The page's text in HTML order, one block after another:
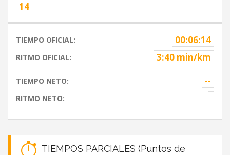
14
TIEMPO OFICIAL: 00:06:14
RITMO OFICIAL: 3:40 min/km
TIEMPO NETO: --
RITMO NETO:
TIEMPOS PARCIALES (Puntos de